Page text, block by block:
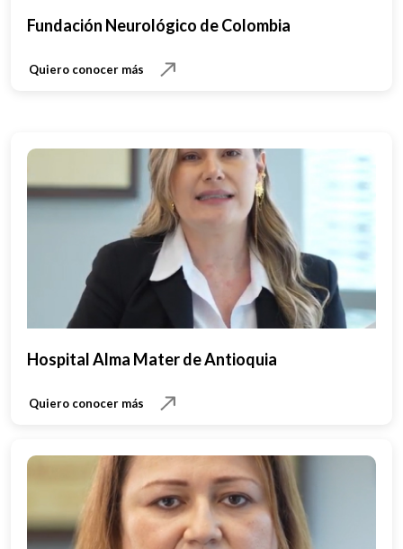
Fundación Neurológico de Colombia
Quiero conocer más
Hospital Alma Mater de Antioquia
Quiero conocer más